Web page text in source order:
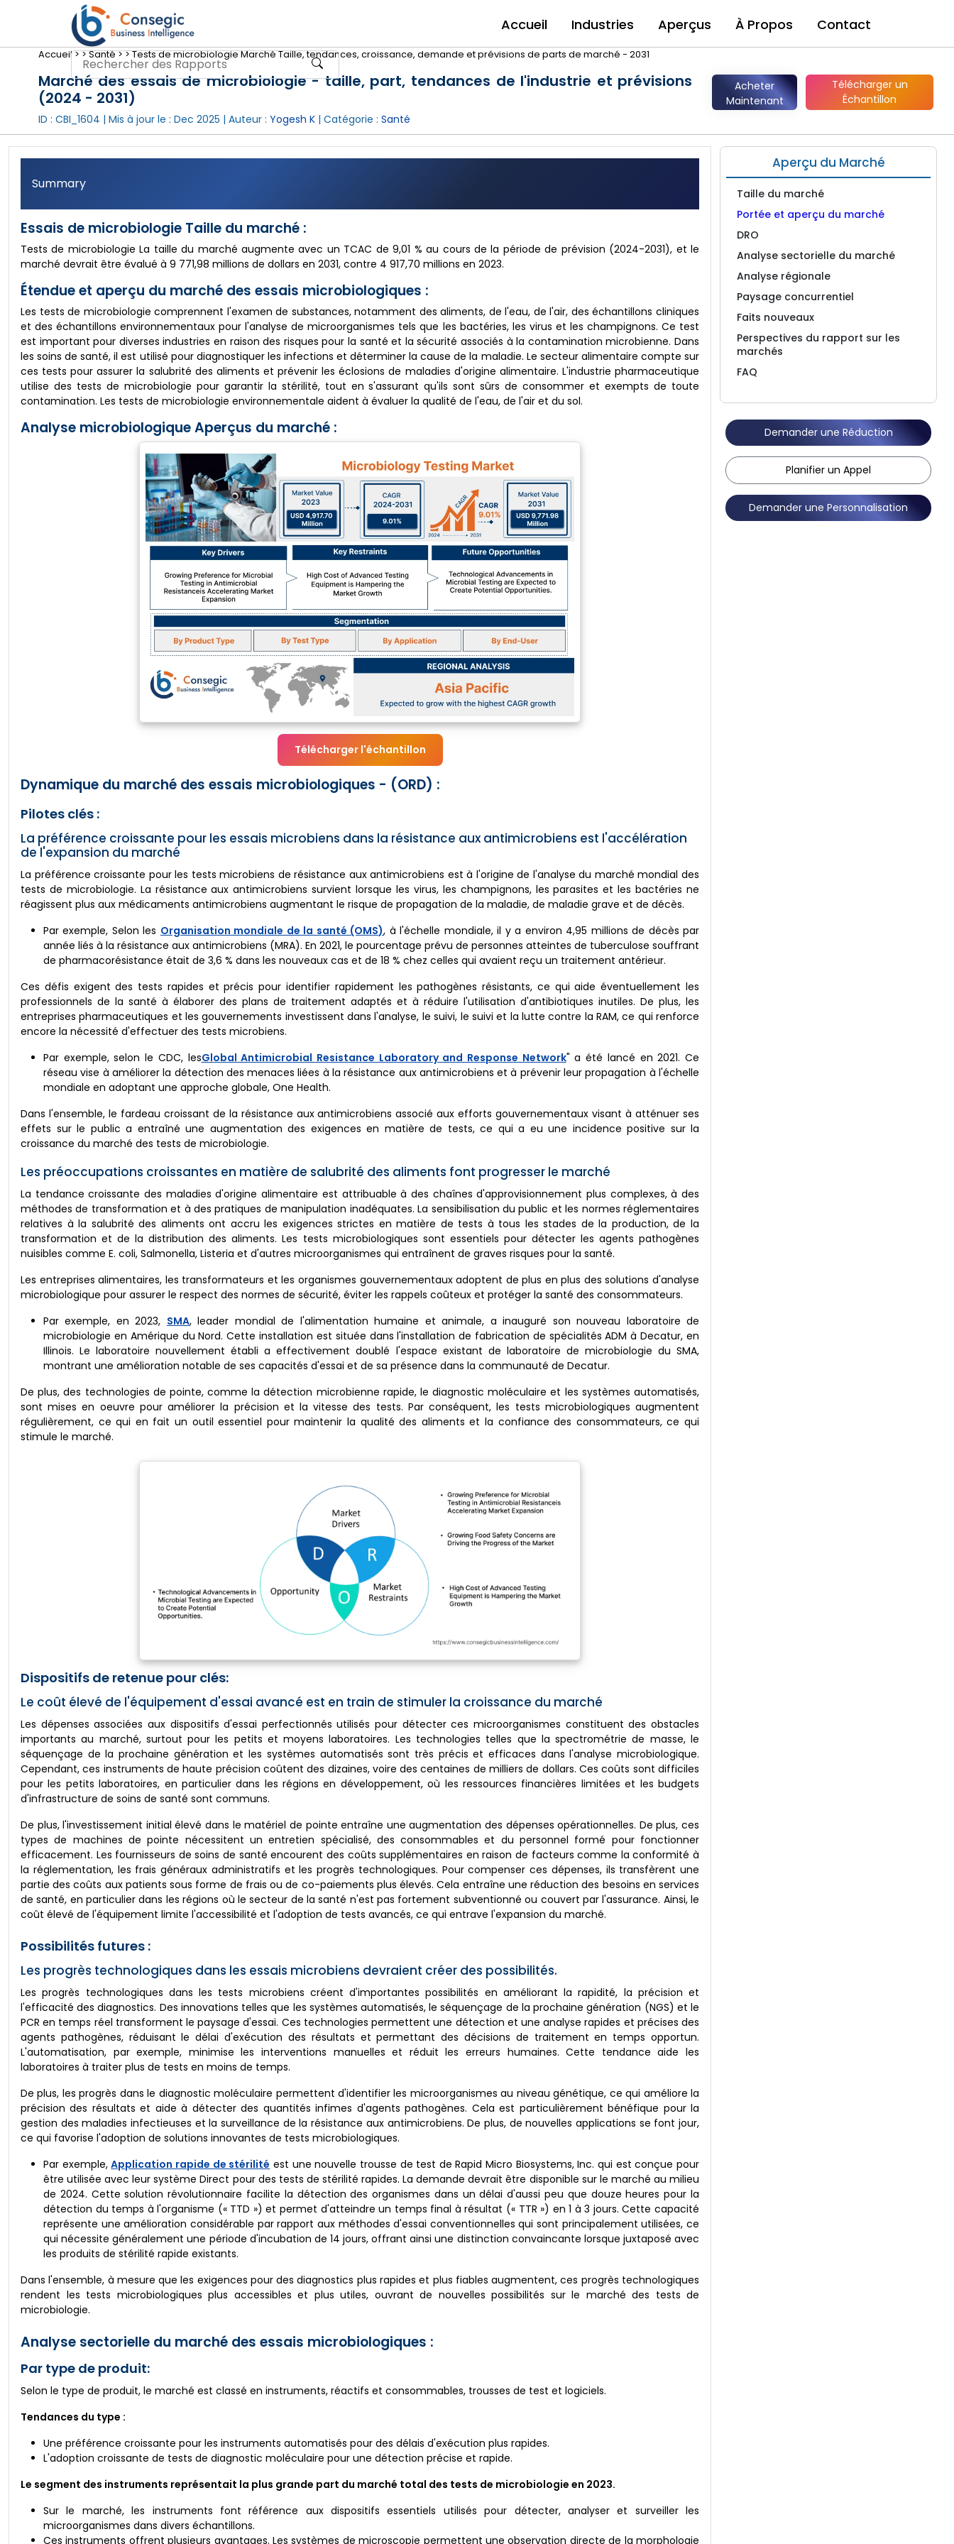
Accueil Industries Aperçus À Propos Contact
Accueil >>Santé >>Tests de microbiologie Marché Taille, tendances, croissance, demande et prévisions de parts de marché - 2031
Marché des essais de microbiologie - taille, part, tendances de l'industrie et prévisions
(2024 - 2031)
ID : CBI_1604 | Mis à jour le : Dec 2025 | Auteur : Yogesh K| Catégorie : Santé
Acheter
Maintenant
Télécharger un
Échantillon
Summary
Essais de microbiologie Taille du marché :
Tests de microbiologie La taille du marché augmente avec un TCAC de 9,01 % au cours de la période de prévision (2024-2031), et le
marché devrait être évalué à 9 771,98 millions de dollars en 2031, contre 4 917,70 millions en 2023.
Étendue et aperçu du marché des essais microbiologiques :
Les tests de microbiologie comprennent l'examen de substances, notamment des aliments, de l'eau, de l'air, des échantillons cliniques
et des échantillons environnementaux pour l'analyse de microorganismes tels que les bactéries, les virus et les champignons. Ce test
est important pour diverses industries en raison des risques pour la santé et la sécurité associés à la contamination microbienne. Dans
les soins de santé, il est utilisé pour diagnostiquer les infections et déterminer la cause de la maladie. Le secteur alimentaire compte sur
ces tests pour assurer la salubrité des aliments et prévenir les éclosions de maladies d'origine alimentaire. L'industrie pharmaceutique
utilise des tests de microbiologie pour garantir la stérilité, tout en s'assurant qu'ils sont sûrs de consommer et exempts de toute
contamination. Les tests de microbiologie environnementale aident à évaluer la qualité de l'eau, de l'air et du sol.
Analyse microbiologique Aperçus du marché :
Télécharger l'échantillon
Dynamique du marché des essais microbiologiques - (ORD) :
Pilotes clés :
La préférence croissante pour les essais microbiens dans la résistance aux antimicrobiens est l'accélération
de l'expansion du marché
La préférence croissante pour les tests microbiens de résistance aux antimicrobiens est à l'origine de l'analyse du marché mondial des
tests de microbiologie. La résistance aux antimicrobiens survient lorsque les virus, les champignons, les parasites et les bactéries ne
réagissent plus aux médicaments antimicrobiens augmentant le risque de propagation de la maladie, de maladie grave et de décès.
Par exemple, Selon les Organisation mondiale de la santé (OMS), à l'échelle mondiale, il y a environ 4,95 millions de décès par
année liés à la résistance aux antimicrobiens (MRA). En 2021, le pourcentage prévu de personnes atteintes de tuberculose souffrant
de pharmacorésistance était de 3,6 % dans les nouveaux cas et de 18 % chez celles qui avaient reçu un traitement antérieur.
Ces défis exigent des tests rapides et précis pour identifier rapidement les pathogènes résistants, ce qui aide éventuellement les
professionnels de la santé à élaborer des plans de traitement adaptés et à réduire l'utilisation d'antibiotiques inutiles. De plus, les
entreprises pharmaceutiques et les gouvernements investissent dans l'analyse, le suivi, le suivi et la lutte contre la RAM, ce qui renforce
encore la nécessité d'effectuer des tests microbiens.
Par exemple, selon le CDC, lesGlobal Antimicrobial Resistance Laboratory and Response Network" a été lancé en 2021. Ce
réseau vise à améliorer la détection des menaces liées à la résistance aux antimicrobiens et à prévenir leur propagation à l'échelle
mondiale en adoptant une approche globale, One Health.
Dans l'ensemble, le fardeau croissant de la résistance aux antimicrobiens associé aux efforts gouvernementaux visant à atténuer ses
effets sur le public a entraîné une augmentation des exigences en matière de tests, ce qui a eu une incidence positive sur la
croissance du marché des tests de microbiologie.
Les préoccupations croissantes en matière de salubrité des aliments font progresser le marché
La tendance croissante des maladies d'origine alimentaire est attribuable à des chaînes d'approvisionnement plus complexes, à des
méthodes de transformation et à des pratiques de manipulation inadéquates. La sensibilisation du public et les normes réglementaires
relatives à la salubrité des aliments ont accru les exigences strictes en matière de tests à tous les stades de la production, de la
transformation et de la distribution des aliments. Les tests microbiologiques sont essentiels pour détecter les agents pathogènes
nuisibles comme E. coli, Salmonella, Listeria et d'autres microorganismes qui entraînent de graves risques pour la santé.
Les entreprises alimentaires, les transformateurs et les organismes gouvernementaux adoptent de plus en plus des solutions d'analyse
microbiologique pour assurer le respect des normes de sécurité, éviter les rappels coûteux et protéger la santé des consommateurs.
Par exemple, en 2023, SMA, leader mondial de l'alimentation humaine et animale, a inauguré son nouveau laboratoire de
microbiologie en Amérique du Nord. Cette installation est située dans l'installation de fabrication de spécialités ADM à Decatur, en
Illinois. Le laboratoire nouvellement établi a effectivement doublé l'espace existant de laboratoire de microbiologie du SMA,
montrant une amélioration notable de ses capacités d'essai et de sa présence dans la communauté de Decatur.
De plus, des technologies de pointe, comme la détection microbienne rapide, le diagnostic moléculaire et les systèmes automatisés,
sont mises en oeuvre pour améliorer la précision et la vitesse des tests. Par conséquent, les tests microbiologiques augmentent
régulièrement, ce qui en fait un outil essentiel pour maintenir la qualité des aliments et la confiance des consommateurs, ce qui
stimule le marché.
Dispositifs de retenue pour clés:
Le coût élevé de l'équipement d'essai avancé est en train de stimuler la croissance du marché
Les dépenses associées aux dispositifs d'essai perfectionnés utilisés pour détecter ces microorganismes constituent des obstacles
importants au marché, surtout pour les petits et moyens laboratoires. Les technologies telles que la spectrométrie de masse, le
séquençage de la prochaine génération et les systèmes automatisés sont très précis et efficaces dans l'analyse microbiologique.
Cependant, ces instruments de haute précision coûtent des dizaines, voire des centaines de milliers de dollars. Ces coûts sont difficiles
pour les petits laboratoires, en particulier dans les régions en développement, où les ressources financières limitées et les budgets
d'infrastructure de soins de santé sont communs.
De plus, l'investissement initial élevé dans le matériel de pointe entraîne une augmentation des dépenses opérationnelles. De plus, ces
types de machines de pointe nécessitent un entretien spécialisé, des consommables et du personnel formé pour fonctionner
efficacement. Les fournisseurs de soins de santé encourent des coûts supplémentaires en raison de facteurs comme la conformité à
la réglementation, les frais généraux administratifs et les progrès technologiques. Pour compenser ces dépenses, ils transfèrent une
partie des coûts aux patients sous forme de frais ou de co-paiements plus élevés. Cela entraîne une réduction des besoins en services
de santé, en particulier dans les régions où le secteur de la santé n'est pas fortement subventionné ou couvert par l'assurance. Ainsi, le
coût élevé de l'équipement limite l'accessibilité et l'adoption de tests avancés, ce qui entrave l'expansion du marché.
Possibilités futures :
Les progrès technologiques dans les essais microbiens devraient créer des possibilités.
Les progrès technologiques dans les tests microbiens créent d'importantes possibilités en améliorant la rapidité, la précision et
l'efficacité des diagnostics. Des innovations telles que les systèmes automatisés, le séquençage de la prochaine génération (NGS) et le
PCR en temps réel transforment le paysage d'essai. Ces technologies permettent une détection et une analyse rapides et précises des
agents pathogènes, réduisant le délai d'exécution des résultats et permettant des décisions de traitement en temps opportun.
L'automatisation, par exemple, minimise les interventions manuelles et réduit les erreurs humaines. Cette tendance aide les
laboratoires à traiter plus de tests en moins de temps.
De plus, les progrès dans le diagnostic moléculaire permettent d'identifier les microorganismes au niveau génétique, ce qui améliore la
précision des résultats et aide à détecter des quantités infimes d'agents pathogènes. Cela est particulièrement bénéfique pour la
gestion des maladies infectieuses et la surveillance de la résistance aux antimicrobiens. De plus, de nouvelles applications se font jour,
ce qui favorise l'adoption de solutions innovantes de tests microbiologiques.
Par exemple,Application rapide de stérilité est une nouvelle trousse de test de Rapid Micro Biosystems, Inc. qui est conçue pour
être utilisée avec leur système Direct pour des tests de stérilité rapides. La demande devrait être disponible sur le marché au milieu
de 2024. Cette solution révolutionnaire facilite la détection des organismes dans un délai d'aussi peu que douze heures pour la
détection du temps à l'organisme (« TTD ») et permet d'atteindre un temps final à résultat (« TTR ») en 1 à 3 jours. Cette capacité
représente une amélioration considérable par rapport aux méthodes d'essai conventionnelles qui sont principalement utilisées, ce
qui nécessite généralement une période d'incubation de 14 jours, offrant ainsi une distinction convaincante lorsque juxtaposé avec
les produits de stérilité rapide existants.
Dans l'ensemble, à mesure que les exigences pour des diagnostics plus rapides et plus fiables augmentent, ces progrès technologiques
rendent les tests microbiologiques plus accessibles et plus utiles, ouvrant de nouvelles possibilités sur le marché des tests de
microbiologie.
Analyse sectorielle du marché des essais microbiologiques :
Par type de produit:
Selon le type de produit, le marché est classé en instruments, réactifs et consommables, trousses de test et logiciels.
Tendances du type :
Une préférence croissante pour les instruments automatisés pour des délais d'exécution plus rapides.
L'adoption croissante de tests de diagnostic moléculaire pour une détection précise et rapide.
Le segment des instruments représentait la plus grande part du marché total des tests de microbiologie en 2023.
Sur le marché, les instruments font référence aux dispositifs essentiels utilisés pour détecter, analyser et surveiller les
microorganismes dans divers échantillons.
Ces instruments offrent plusieurs avantages. Les systèmes de microscopie permettent une observation directe de la morphologie
Aperçu du Marché
Taille du marché
Portée et aperçu du marché
DRO
Analyse sectorielle du marché
Analyse régionale
Paysage concurrentiel
Faits nouveaux
Perspectives du rapport sur les
marchés
FAQ
Demander une Réduction
Planifier un Appel
Demander une Personnalisation